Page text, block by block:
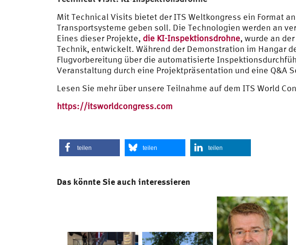
Mit Technical Visits bietet der ITS Weltkongress ein Format
Transportsysteme geben soll. Die Technologien werden an
Eines dieser Projekte, die KI-Inspektionsdrohne, wurde an
Technik, entwickelt. Während der Demonstration im Hangar
Flugvorbereitung über die automatisierte
Veranstaltung durch eine Projektpräsentation und eine Q&A
Lesen Sie mehr über unsere Teilnahme auf dem ITS World
https://itsworldcongress.com
teilen teilen teilen
Das könnte Sie auch interessieren